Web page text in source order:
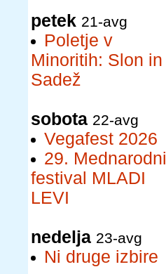
petek 21-avg
Poletje v
Minoritih: Slon in
Sadež
sobota 22-avg
Vegafest 2026
29. Mednarodni
festival MLADI
LEVI
nedelja 23-avg
Ni druge izbire